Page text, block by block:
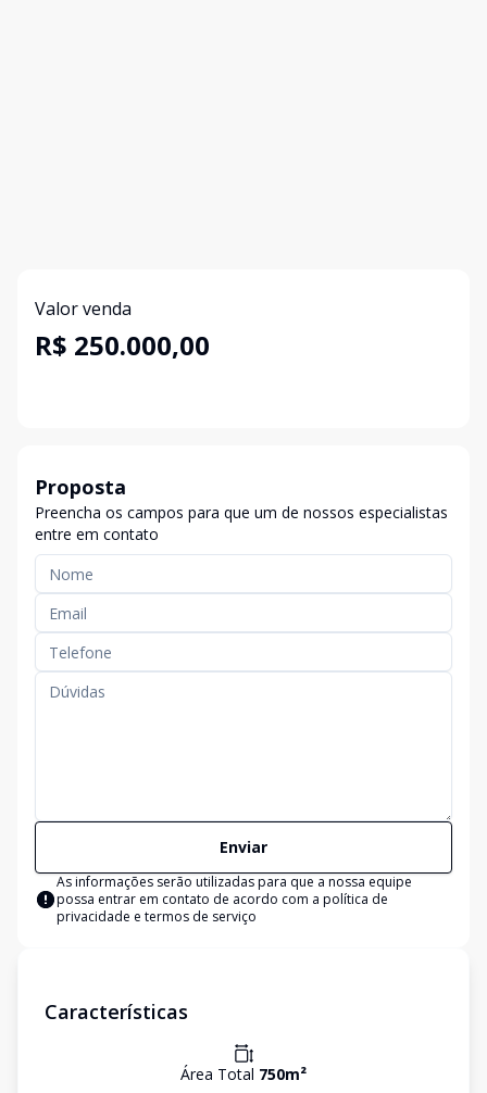
Valor venda
R$ 250.000,00
Proposta
Preencha os campos para que um de nossos especialistas
entre em contato
Enviar
As informações serão utilizadas para que a nossa equipe
possa entrar em contato de acordo com a política de
privacidade e termos de serviço
Características
Área Total 750m²